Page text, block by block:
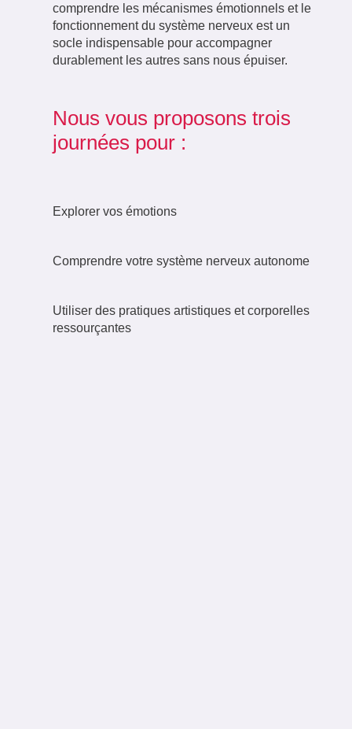
comprendre les mécanismes émotionnels et le
fonctionnement du système nerveux est un
socle indispensable pour accompagner
durablement les autres sans nous épuiser.
Nous vous proposons trois
journées pour :
Explorer vos émotions
Comprendre votre système nerveux autonome
Utiliser des pratiques artistiques et corporelles
ressourçantes